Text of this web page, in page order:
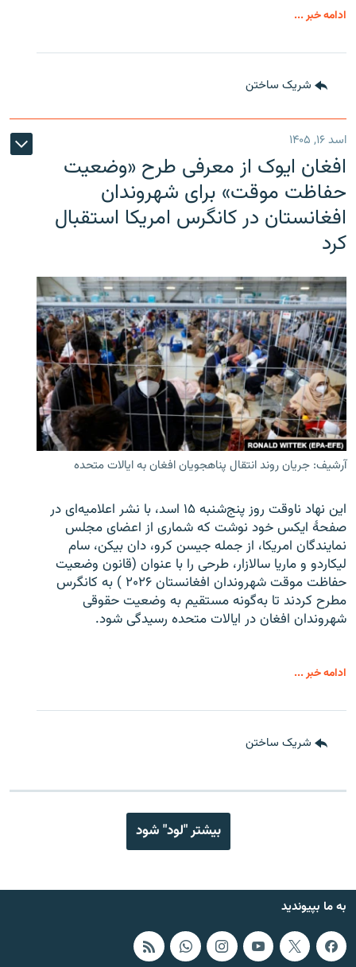
ادامه خبر ...
شریک ساختن
اسد ۱۶, ۱۴۰۵
افغان ایوک از معرفی طرح «وضعیت
حفاظت موقت» برای شهروندان
افغانستان در کانگرس امریکا استقبال
کرد
آرشیف: جریان روند انتقال پناهجویان افغان به ایالات متحده
این نهاد ناوقت روز پنج‌شنبه ۱۵ اسد، با نشر اعلامیه‌ای در
صفحۀ ایکس خود نوشت که شماری از اعضای مجلس
نمایندگان امریکا، از جمله جیسن کرو، دان بیکن، سام
لیکاردو و ماریا سالازار، طرحی را با عنوان (قانون وضعیت
حفاظت موقت شهروندان افغانستان ۲۰۲۶ ) به کانگرس
مطرح کردند تا به‌گونه مستقیم به وضعیت حقوقی
شهروندان افغان در ایالات متحده رسیدگی شود.
ادامه خبر ...
شریک ساختن
بیشتر "لود" شود
به ما بپیوندید